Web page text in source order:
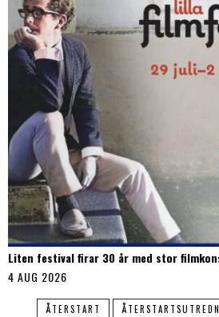
Liten festival firar 30 år med stor
4 AUG 2026
ÅTERSTART